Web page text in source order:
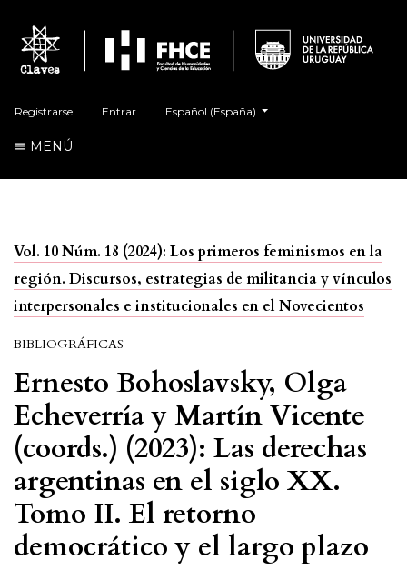
Registrarse Entrar Español (España)
MENÚ
Vol. 10 Núm. 18 (2024): Los primeros feminismos en la
región. Discursos, estrategias de militancia y vínculos
interpersonales e institucionales en el Novecientos
BIBLIOGRÁFICAS
Ernesto Bohoslavsky, Olga
Echeverría y Martín Vicente
(coords.) (2023): Las derechas
argentinas en el siglo XX.
Tomo II. El retorno
democrático y el largo plazo